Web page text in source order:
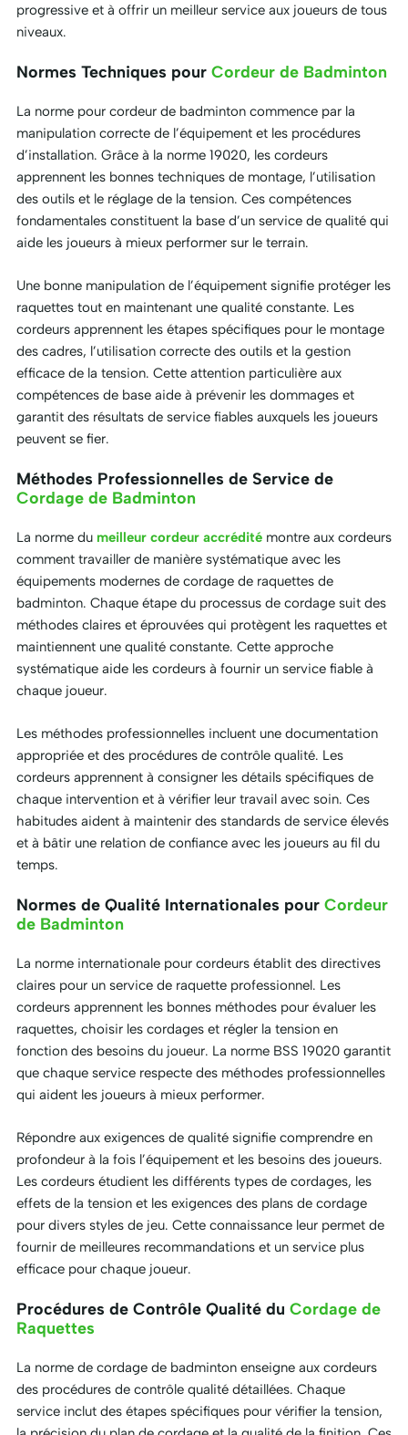
progressive et à offrir un meilleur service aux joueurs de tous
niveaux.
Normes Techniques pour Cordeur de Badminton
La norme pour cordeur de badminton commence par la
manipulation correcte de l’équipement et les procédures
d’installation. Grâce à la norme 19020, les cordeurs
apprennent les bonnes techniques de montage, l’utilisation
des outils et le réglage de la tension. Ces compétences
fondamentales constituent la base d’un service de qualité qui
aide les joueurs à mieux performer sur le terrain.
Une bonne manipulation de l’équipement signifie protéger les
raquettes tout en maintenant une qualité constante. Les
cordeurs apprennent les étapes spécifiques pour le montage
des cadres, l’utilisation correcte des outils et la gestion
efficace de la tension. Cette attention particulière aux
compétences de base aide à prévenir les dommages et
garantit des résultats de service fiables auxquels les joueurs
peuvent se fier.
Méthodes Professionnelles de Service de
Cordage de Badminton
La norme du meilleur cordeur accrédité montre aux cordeurs
comment travailler de manière systématique avec les
équipements modernes de cordage de raquettes de
badminton. Chaque étape du processus de cordage suit des
méthodes claires et éprouvées qui protègent les raquettes et
maintiennent une qualité constante. Cette approche
systématique aide les cordeurs à fournir un service fiable à
chaque joueur.
Les méthodes professionnelles incluent une documentation
appropriée et des procédures de contrôle qualité. Les
cordeurs apprennent à consigner les détails spécifiques de
chaque intervention et à vérifier leur travail avec soin. Ces
habitudes aident à maintenir des standards de service élevés
et à bâtir une relation de confiance avec les joueurs au fil du
temps.
Normes de Qualité Internationales pour Cordeur
de Badminton
La norme internationale pour cordeurs établit des directives
claires pour un service de raquette professionnel. Les
cordeurs apprennent les bonnes méthodes pour évaluer les
raquettes, choisir les cordages et régler la tension en
fonction des besoins du joueur. La norme BSS 19020 garantit
que chaque service respecte des méthodes professionnelles
qui aident les joueurs à mieux performer.
Répondre aux exigences de qualité signifie comprendre en
profondeur à la fois l’équipement et les besoins des joueurs.
Les cordeurs étudient les différents types de cordages, les
effets de la tension et les exigences des plans de cordage
pour divers styles de jeu. Cette connaissance leur permet de
fournir de meilleures recommandations et un service plus
efficace pour chaque joueur.
Procédures de Contrôle Qualité du Cordage de
Raquettes
La norme de cordage de badminton enseigne aux cordeurs
des procédures de contrôle qualité détaillées. Chaque
service inclut des étapes spécifiques pour vérifier la tension,